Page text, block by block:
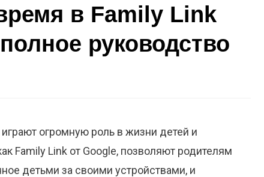
в Family Link
руководство
огромную роль в жизни детей и
Family Link от Google, позволяют родителям
детьми за своими устройствами, и